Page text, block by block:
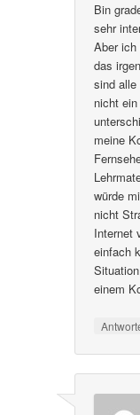
Bin
sehr
Aber
das
sind alle
nicht
meine
würde
nicht
Internet
einfach
einem